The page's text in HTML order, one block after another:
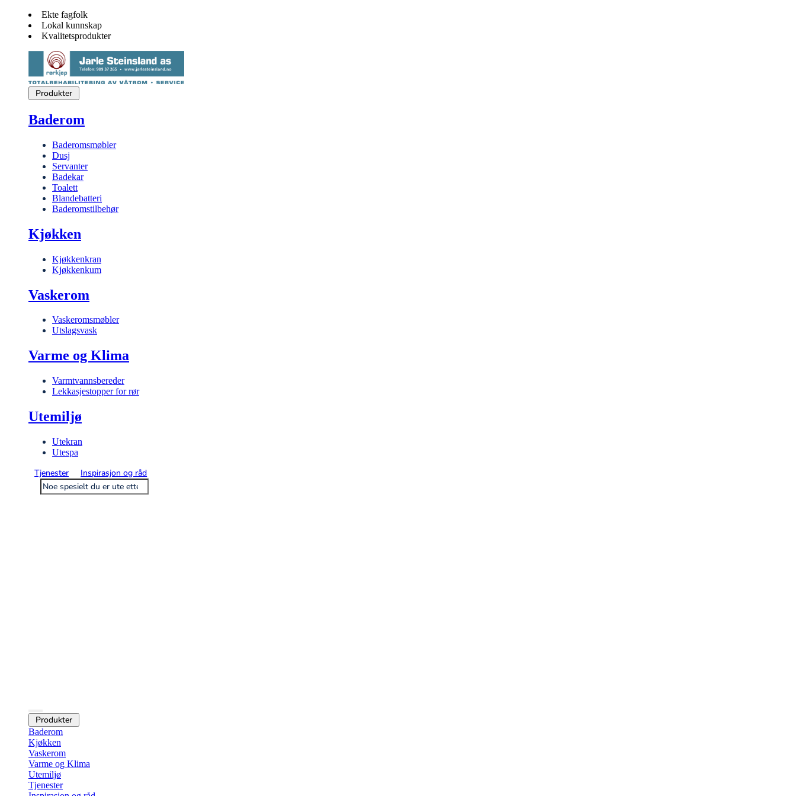
Ekte fagfolk
Lokal kunnskap
Kvalitetsprodukter
Produkter
Baderom
Baderomsmøbler
Dusj
Servanter
Badekar
Toalett
Blandebatteri
Baderomstilbehør
Kjøkken
Kjøkkenkran
Kjøkkenkum
Vaskerom
Vaskeromsmøbler
Utslagsvask
Varme og Klima
Varmtvannsbereder
Lekkasjestopper for rør
Utemiljø
Utekran
Utespa
Tjenester Inspirasjon og råd
Produkter
Baderom
Kjøkken
Vaskerom
Varme og Klima
Utemiljø
Tjenester